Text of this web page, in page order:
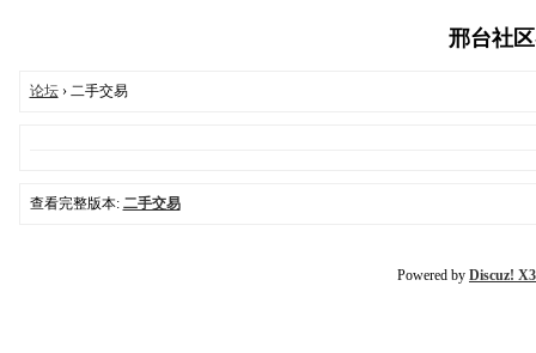
邢台社
论坛› 二手交易
查看完整版本: 二手交易
Powered by Discuz!